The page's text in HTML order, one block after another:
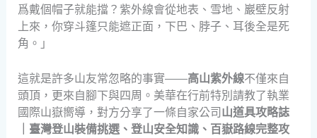
爲戴個帽子就能擋？紫外線會從地表、雪地、巖壁反射
上來，你穿斗篷只能遮正面，下巴、脖子、耳後全是死
角。」
這就是許多山友常忽略的事實——高山紫外線不僅來自
頭頂，更來自腳下與四周。美華在行前特別請教了執業
國際山嶽嚮導，對方分享了一條自家公司 山道具攻略誌
｜臺灣登山裝備挑選、登山安全知識、百嶽路線完整攻